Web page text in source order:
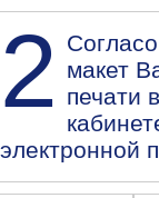
2
макет
печати
электронной